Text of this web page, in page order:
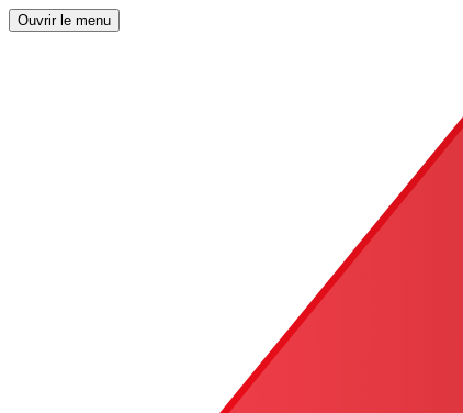
Ouvrir le menu